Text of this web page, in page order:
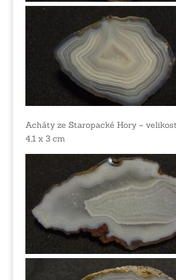
Acháty ze Staropacké Hory –
4,1 x 3 cm